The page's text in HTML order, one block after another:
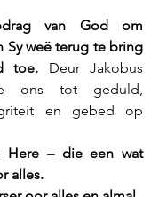
van God om
Sy weë terug te bring
toe. Deur Jakobus
ons tot geduld,
en gebed op
Here – die een wat
alles.